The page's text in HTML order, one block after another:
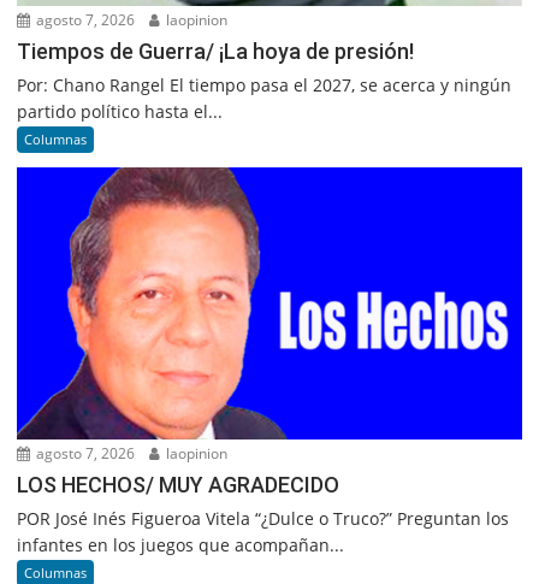
agosto 7, 2026 laopinion
Tiempos de Guerra/ ¡La hoya de presión!
Por: Chano Rangel El tiempo pasa el 2027, se acerca y ningún
partido político hasta el...
Columnas
agosto 7, 2026 laopinion
LOS HECHOS/ MUY AGRADECIDO
POR José Inés Figueroa Vitela “¿Dulce o Truco?” Preguntan los
infantes en los juegos que acompañan...
Columnas